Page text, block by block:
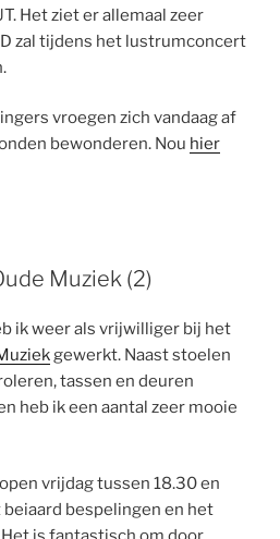
Het ziet er allemaal zeer
zal tijdens het lustrumconcert
vroegen zich vandaag af
bewonderen. Nou hier
Muziek (2)
ik weer als vrijwilliger bij het
gewerkt. Naast stoelen
tassen en deuren
heb ik een aantal zeer mooie
vrijdag tussen 18.30 en
bespelingen en het